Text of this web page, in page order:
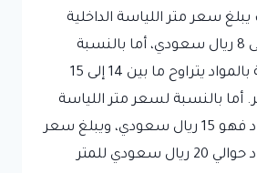
سعر متر اللياسة الداخلية
بدون مواد من 7 إلى 8 ريال سعودي، أما بالنسبة
لسعر متر اللياسة بالمواد يتراوح ما بين 14 إلى 15
أما بالنسبة لسعر متر اللياسة
الخارجية بدون مواد فهو 15 ريال سعودي، ويبلغ سعر
متر اللياسة بالمواد حوالي 20 ريال سعودي للمتر